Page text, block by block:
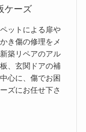
ケーズ
ットによる扉や
き傷の修理をメ
築リペアのアル
、玄関ドアの補
心に、傷でお困
ズにお任せ下さ